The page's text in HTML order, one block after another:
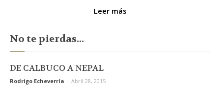
Leer más
No te pierdas...
DE CALBUCO A NEPAL
Rodrigo Echeverría - Abril 28, 2015